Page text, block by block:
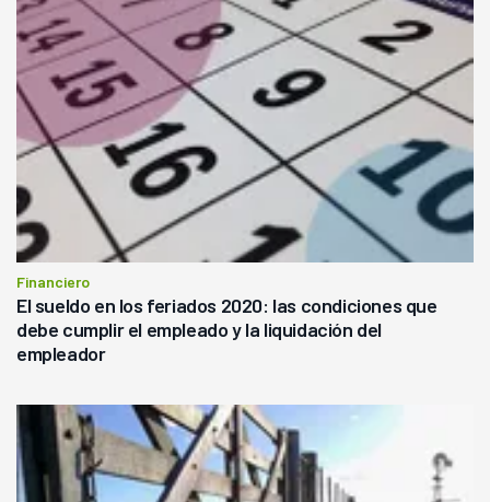
Financiero
El sueldo en los feriados 2020: las condiciones que
debe cumplir el empleado y la liquidación del
empleador